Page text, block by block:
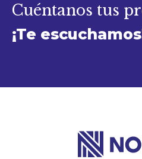
Cuéntanos tus
¡Te